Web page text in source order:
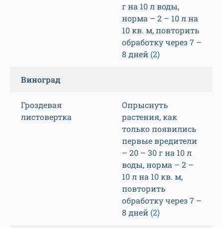
г на 10 л воды,
норма – 2 – 10 л на
10 кв. м, повторить
обработку через 7 –
8 дней (2)
Виноград
Гроздевая
листовертка
Опрыснуть
растения, как
только появились
первые вредители
– 20 – 30 г на 10 л
воды, норма – 2 –
10 л на 10 кв. м,
повторить
обработку через 7 –
8 дней (2)